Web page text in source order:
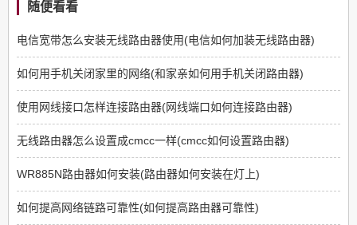
随便看看
电信宽带怎么安装无线路由器使用(电信如何加装无线路由器)
如何用手机关闭家里的网络(和家亲如何用手机关闭路由器)
使用网线接口怎样连接路由器(网线端口如何连接路由器)
无线路由器怎么设置成cmcc一样(cmcc如何设置路由器)
WR885N路由器如何安装(路由器如何安装在灯上)
如何提高网络链路可靠性(如何提高路由器可靠性)